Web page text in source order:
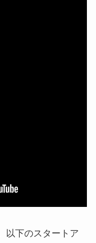
以下のスタートア